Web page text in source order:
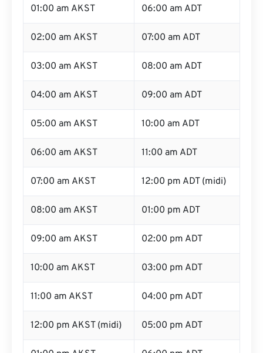
01:00 am AKST 06:00 am ADT
02:00 am AKST 07:00 am ADT
03:00 am AKST 08:00 am ADT
04:00 am AKST 09:00 am ADT
05:00 am AKST 10:00 am ADT
06:00 am AKST 11:00 am ADT
07:00 am AKST 12:00 pm ADT (midi)
08:00 am AKST 01:00 pm ADT
09:00 am AKST 02:00 pm ADT
10:00 am AKST 03:00 pm ADT
11:00 am AKST 04:00 pm ADT
12:00 pm AKST (midi) 05:00 pm ADT